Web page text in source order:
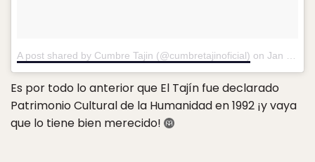
A post shared by Cumbre Tajin (@cumbretajinoficial) on Jan 29, 2015 at 3:58pm PST
Es por todo lo anterior que El Tajín fue declarado
Patrimonio Cultural de la Humanidad en 1992 ¡y vaya
que lo tiene bien merecido!